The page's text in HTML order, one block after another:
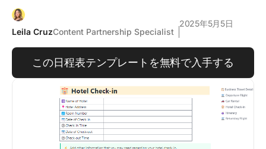
Leila CruzContent Partnership Specialist
2025年5月5日
この日程表テンプレートを無料で入手する